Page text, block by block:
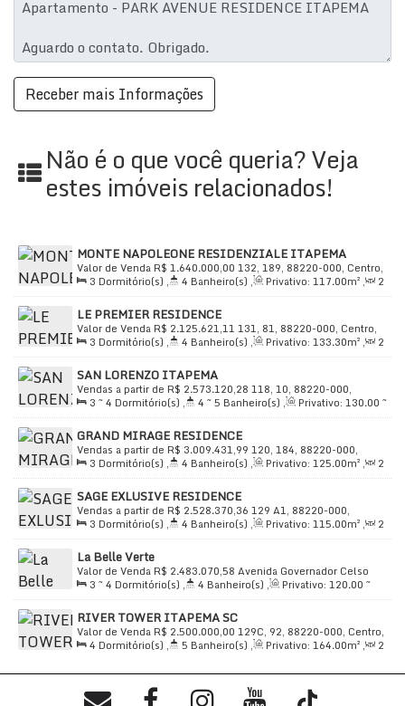
Comodidades e Serviços:
🏋️‍♂️Academia
🏋️‍♀️Academias de Ginástica
♿Acesso a Deficientes
🚨Alarme
🌟Alto Padrão
🏦Banco
🚲Bicicletário
🍷Bistrô com Adega
Churrasqueira
🎬Cinema
📺Circuito de TV
🏢
Condomínio Fechado
👨‍🍳Cozinha
Os apartamentos de alto padrão no exclusivo PARK
AVENUE RESIDENCE oferecem uma combinação única
de luxo, conforto e conveniência. Com amplos espaços e
acabamento de primeira linha, estes imóveis são ideais
para quem busca viver com estilo e sofisticação. As
inúmeras facilidades, como academia, bistrô com adega,
churrasqueiras, cinema, e muito mais, garantem uma
qualidade de vida incomparável. 🌟
Não é o que você queria? Veja
estes imóveis relacionados!
MONTE NAPOLEONE RESIDENZIALE ITAPEMA
R$ 1.640.000,00
Valor de Venda
132, 189, 88220-000, Centro,
Itapema, Santa Catarina, Brasil
3 Dormitório(s) , 4 Banheiro(s) , Privativo: 117.00m² ,
2
Sala(s) , 3Suíte(s) , Total:165.00m² , 2Vaga(s) ,
300m
Distância do Mar, Útil: 117.00
LE PREMIER RESIDENCE
R$ 2.125.621,11
Valor de Venda
131, 81, 88220-000, Centro,
Itapema, Santa Catarina, Brasil
3 Dormitório(s) , 4 Banheiro(s) , Privativo: 133.30m² ,
2
Sala(s) , 3Suíte(s) , Total:245.00m² , 2Vaga(s) ,
Útil:
133.30m²
SAN LORENZO ITAPEMA
R$ 2.573.120,28
Vendas a partir de
118, 10, 88220-000,
Centro, Itapema, Santa Catarina, Brasil
3 ~ 4 Dormitório(s) , 4 ~ 5 Banheiro(s) , Privativo: 130.00 ~
165.00m², 2 Sala(s) , 3 ~ 4Suíte(s) , Total:181.00m² ,
2
~ 3Vaga(s) , Útil: 130.00~ 165.00
GRAND MIRAGE RESIDENCE
R$ 3.009.431,99
Vendas a partir de
120, 184, 88220-000,
Centro, Itapema, Santa Catarina, Brasil
3 Dormitório(s) , 4 Banheiro(s) , Privativo: 125.00m² ,
2
Sala(s) , 3Suíte(s) , Total:280.00m² , 3Vaga(s) ,
Útil:
125.00 m²
SAGE EXLUSIVE RESIDENCE
R$ 2.528.370,36
Vendas a partir de
129 A1, 88220-000,
Centro, Itapema, Santa Catarina, Brasil
3 Dormitório(s) , 4 Banheiro(s) , Privativo: 115.00m² ,
2
Sala(s) , 3Suíte(s) , Total:220.00m² , 2Vaga(s) ,
Útil:
115.00m²
La Belle Verte
R$ 2.483.070,58
Valor de Venda
Avenida Governador Celso
Ramos, 715, 88220-000, Centro, Itapema, Santa Catarina,
Brasil
3 ~ 4 Dormitório(s) , 4 Banheiro(s) , Privativo: 120.00 ~
140.00m², 2 Sala(s) , 3 ~ 4Suíte(s) , Total:120.00m² ,
3
Vaga(s)
Útil:120.00~ 140.00m²
RIVER TOWER ITAPEMA SC
R$ 2.500.000,00
Valor de Venda
129C, 92, 88220-000, Centro,
Itapema, Santa Catarina, Brasil
4 Dormitório(s) , 5 Banheiro(s) , Privativo: 164.00m² ,
2
Distância do Mar, Útil:164.00m²